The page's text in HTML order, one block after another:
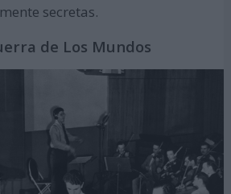
secretas.
de Los Mundos